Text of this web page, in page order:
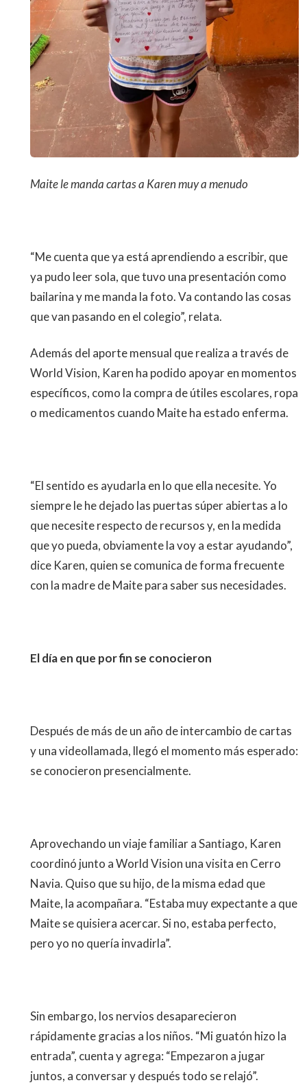
Maite le manda cartas a Karen muy a menudo
“Me cuenta que ya está aprendiendo a escribir, que
ya pudo leer sola, que tuvo una presentación como
bailarina y me manda la foto. Va contando las cosas
que van pasando en el colegio”, relata.
Además del aporte mensual que realiza a través de
World Vision, Karen ha podido apoyar en momentos
específicos, como la compra de útiles escolares, ropa
o medicamentos cuando Maite ha estado enferma.
“El sentido es ayudarla en lo que ella necesite. Yo
siempre le he dejado las puertas súper abiertas a lo
que necesite respecto de recursos y, en la medida
que yo pueda, obviamente la voy a estar ayudando”,
dice Karen, quien se comunica de forma frecuente
con la madre de Maite para saber sus necesidades.
El día en que por fin se conocieron
Después de más de un año de intercambio de cartas
y una videollamada, llegó el momento más esperado:
se conocieron presencialmente.
Aprovechando un viaje familiar a Santiago, Karen
coordinó junto a World Vision una visita en Cerro
Navia. Quiso que su hijo, de la misma edad que
Maite, la acompañara. “Estaba muy expectante a que
Maite se quisiera acercar. Si no, estaba perfecto,
pero yo no quería invadirla”.
Sin embargo, los nervios desaparecieron
rápidamente gracias a los niños. “Mi guatón hizo la
entrada”, cuenta y agrega: “Empezaron a jugar
juntos, a conversar y después todo se relajó”.